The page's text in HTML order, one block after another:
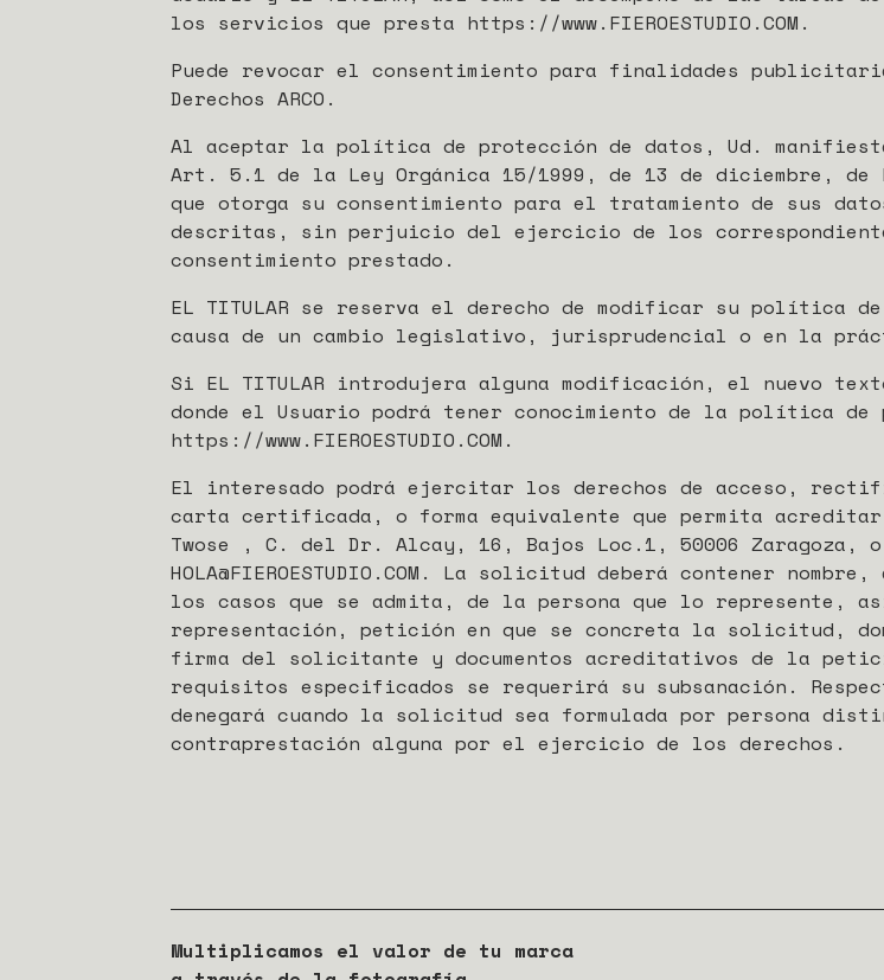
los servicios que presta https://www.FIEROESTUDIO.COM.
Puede revocar el consentimiento para finalidades
Derechos ARCO.
Al aceptar la política de protección de datos, Ud.
Art. 5.1 de la Ley Orgánica 15/1999, de 13 de diciembre, de
que otorga su consentimiento para el tratamiento de sus
descritas, sin perjuicio del ejercicio de los
consentimiento prestado.
EL TITULAR se reserva el derecho de modificar su política
causa de un cambio legislativo, jurisprudencial o en la
Si EL TITULAR introdujera alguna modificación, el nuevo
donde el Usuario podrá tener conocimiento de la política de
https://www.FIEROESTUDIO.COM.
El interesado podrá ejercitar los derechos de acceso,
carta certificada, o forma equivalente que permita
Twose , C. del Dr. Alcay, 16, Bajos Loc.1, 50006
HOLA@FIEROESTUDIO.COM. La solicitud deberá contener
los casos que se admita, de la persona que lo represente,
representación, petición en que se concreta la solicitud,
firma del solicitante y documentos acreditativos de la
requisitos especificados se requerirá su subsanación.
denegará cuando la solicitud sea formulada por persona
contraprestación alguna por el ejercicio de los derechos.
Multiplicamos el valor de tu marca